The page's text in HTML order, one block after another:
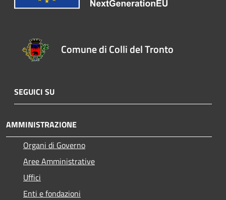
Comune di Colli del Tronto
SEGUICI SU
AMMINISTRAZIONE
Organi di Governo
Aree Amministrative
Uffici
Enti e fondazioni